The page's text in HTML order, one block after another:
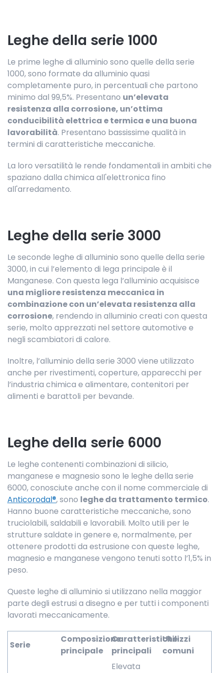
Leghe della serie 1000
Le prime leghe di alluminio sono quelle della serie
1000, sono formate da alluminio quasi
completamente puro, in percentuali che partono
minimo dal 99,5%. Presentano un’elevata
resistenza alla corrosione, un’ottima
conducibilità elettrica e termica e una buona
lavorabilità. Presentano bassissime qualità in
termini di caratteristiche meccaniche.
La loro versatilità le rende fondamentali in ambiti che
spaziano dalla chimica all'elettronica fino
all'arredamento.
Leghe della serie 3000
Le seconde leghe di alluminio sono quelle della serie
3000, in cui l’elemento di lega principale è il
Manganese. Con questa lega l’alluminio acquisisce
una migliore resistenza meccanica in
combinazione con un’elevata resistenza alla
corrosione, rendendo in alluminio creati con questa
serie, molto apprezzati nel settore automotive e
negli scambiatori di calore.
Inoltre, l’alluminio della serie 3000 viene utilizzato
anche per rivestimenti, coperture, apparecchi per
l’industria chimica e alimentare, contenitori per
alimenti e barattoli per bevande.
Leghe della serie 6000
Le leghe contenenti combinazioni di silicio,
manganese e magnesio sono le leghe della serie
6000, conosciute anche con il nome commerciale di
Anticorodal®, sono leghe da trattamento termico.
Hanno buone caratteristiche meccaniche, sono
truciolabili, saldabili e lavorabili. Molto utili per le
strutture saldate in genere e, normalmente, per
ottenere prodotti da estrusione con queste leghe,
magnesio e manganese vengono tenuti sotto l’1,5% in
peso.
Queste leghe di alluminio si utilizzano nella maggior
parte degli estrusi a disegno e per tutti i componenti
lavorati meccanicamente.
Serie
Composizione
principale
Caratteristiche
principali
Utilizzi
comuni
Elevata